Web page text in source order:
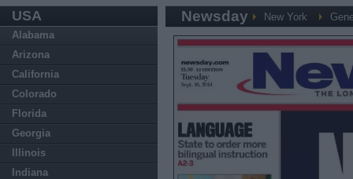
USA
Alabama
Arizona
California
Colorado
Florida
Georgia
Illinois
Indiana
Newsday New York